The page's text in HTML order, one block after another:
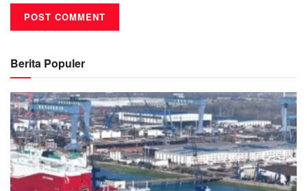
Berita Populer